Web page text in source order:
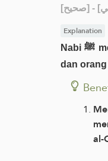
[صحيح]
Explanation
Nabi ﷺ menjelaskan bahawa orang yang membaca al-Quran secara terang-terangan adalah seperti orang yang bersedekah secara terang-terangan,
dan
al-